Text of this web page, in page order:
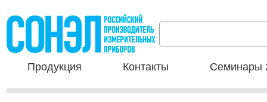
Продукция Контакты Семинары